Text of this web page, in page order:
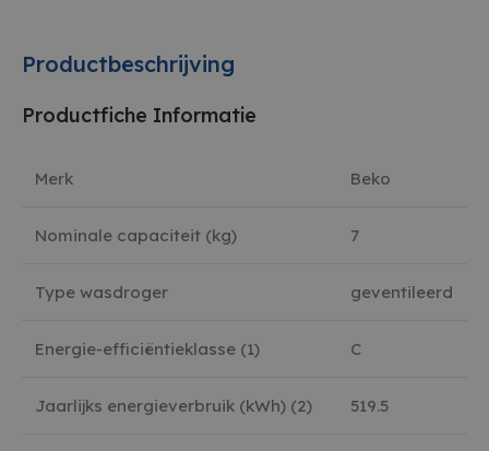
Productbeschrijving
Productfiche Informatie
Merk Beko
Nominale capaciteit (kg) 7
Type wasdroger geventileerd
Energie-efficiëntieklasse (1) C
Jaarlijks energieverbruik (kWh) (2) 519.5